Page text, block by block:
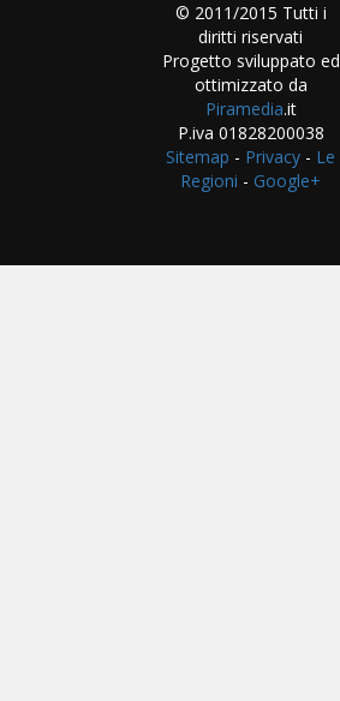
© 2011/2015 Tutti i
diritti riservati
Progetto sviluppato ed
ottimizzato da
Piramedia.it
P.iva 01828200038
Sitemap - Privacy - Le
Regioni - Google+